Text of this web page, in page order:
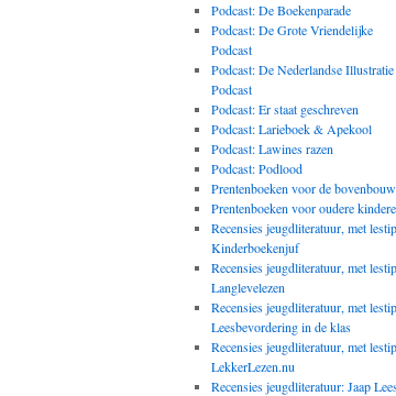
Podcast: De Boekenparade
Podcast: De Grote Vriendelijke
Podcast
Podcast: De Nederlandse Illustratie
Podcast
Podcast: Er staat geschreven
Podcast: Larieboek & Apekool
Podcast: Lawines razen
Podcast: Podlood
Prentenboeken voor de bovenbouw
Prentenboeken voor oudere
Recensies jeugdliteratuur, met
Kinderboekenjuf
Recensies jeugdliteratuur, met
Langlevelezen
Recensies jeugdliteratuur, met
Leesbevordering in de klas
Recensies jeugdliteratuur, met
LekkerLezen.nu
Recensies jeugdliteratuur: Jaap